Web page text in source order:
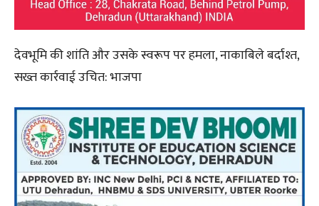
देवभूमि की शांति और उसके स्वरूप पर हमला, नाकाबिले बर्दाश्त,
सख्त कार्रवाई उचित: भाजपा